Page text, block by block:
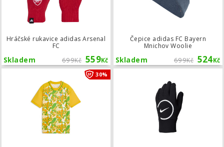
Hráčské rukavice adidas Arsenal
FC
699Kč 559Kč
Skladem
Čepice adidas FC Bayern
Mnichov Woolie
699Kč 524Kč
Skladem
30%